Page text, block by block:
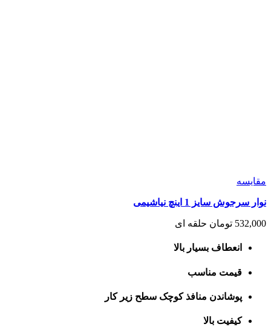
مقايسه
نوار سرجوش سایز 1 اینچ نیاشیمی
532,000 تومان حلقه ای
انعطاف بسیار بالا
قیمت مناسب
پوشاندن منافذ کوچک سطح زیر کار
کیفیت بالا